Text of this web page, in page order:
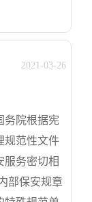
2021-03-26
务院根据宪
规范性文件
服务密切相
部保安规章